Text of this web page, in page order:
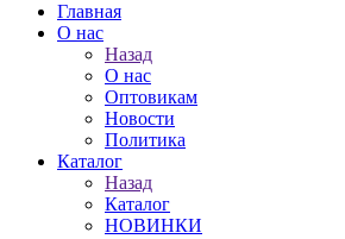
Главная
О нас
Назад
О нас
Оптовикам
Новости
Политика
Каталог
Назад
Каталог
НОВИНКИ